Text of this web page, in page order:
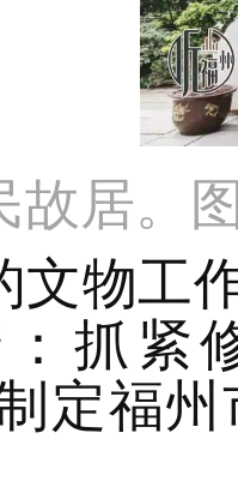
故居。
文物工
抓紧
定福